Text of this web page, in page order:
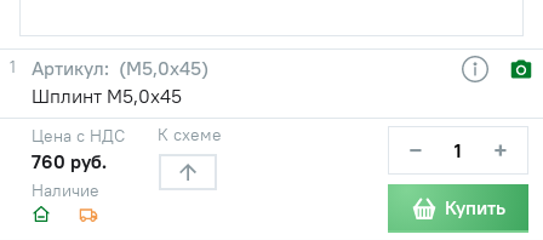
1
(М5,0х45)
Шплинт М5,0х45
Наличие
Цена с НДС
760 руб.
К схеме − +
Купить